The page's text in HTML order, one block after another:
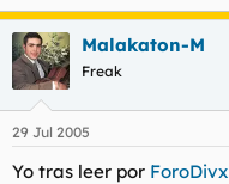
Malakaton-M
Freak
29 Jul 2005
Yo tras leer por ForoDivx